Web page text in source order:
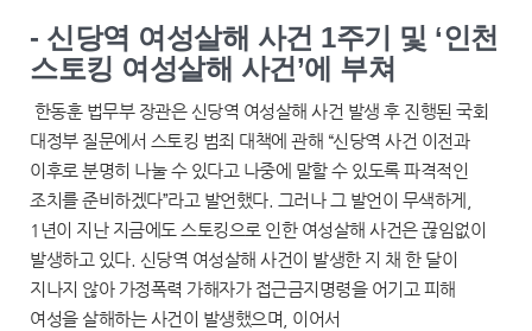
- 신당역 여성살해 사건 1주기 및 ‘인천
스토킹 여성살해 사건’에 부쳐
한동훈 법무부 장관은 신당역 여성살해 사건 발생 후 진행된 국회
대정부 질문에서 스토킹 범죄 대책에 관해 “신당역 사건 이전과
이후로 분명히 나눌 수 있다고 나중에 말할 수 있도록 파격적인
조치를 준비하겠다”라고 발언했다. 그러나 그 발언이 무색하게,
1년이 지난 지금에도 스토킹으로 인한 여성살해 사건은 끊임없이
발생하고 있다. 신당역 여성살해 사건이 발생한 지 채 한 달이
지나지 않아 가정폭력 가해자가 접근금지명령을 어기고 피해
여성을 살해하는 사건이 발생했으며, 이어서